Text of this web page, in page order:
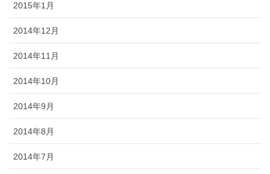
2015年1月
2014年12月
2014年11月
2014年10月
2014年9月
2014年8月
2014年7月